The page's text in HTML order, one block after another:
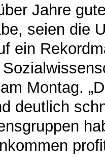
Jahre
seien die
ein
Montag.
deutlich